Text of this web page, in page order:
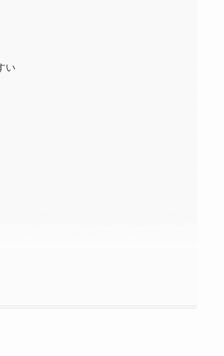
い